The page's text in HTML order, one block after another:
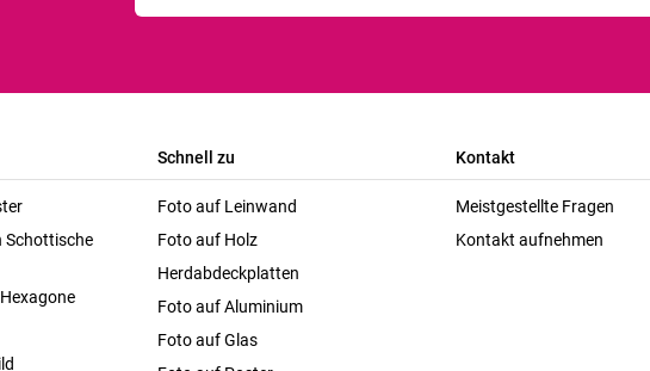
Schottische
Schnell zu
Foto auf Leinwand
Foto auf Holz
Herdabdeckplatten
Foto auf Aluminium
Foto auf Glas
Kontakt
Meistgestellte Fragen
Kontakt aufnehmen